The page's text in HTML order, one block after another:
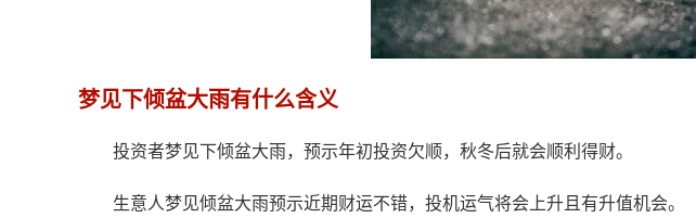
梦见下倾盆大雨有什么含义
投资者梦见下倾盆大雨，预示年初投资欠顺，秋冬后就会顺利得财。
生意人梦见倾盆大雨预示近期财运不错，投机运气将会上升且有升值机会。